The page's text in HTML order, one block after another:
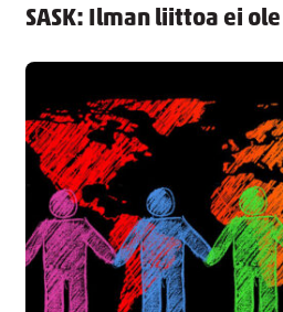
SASK: Ilman liittoa ei